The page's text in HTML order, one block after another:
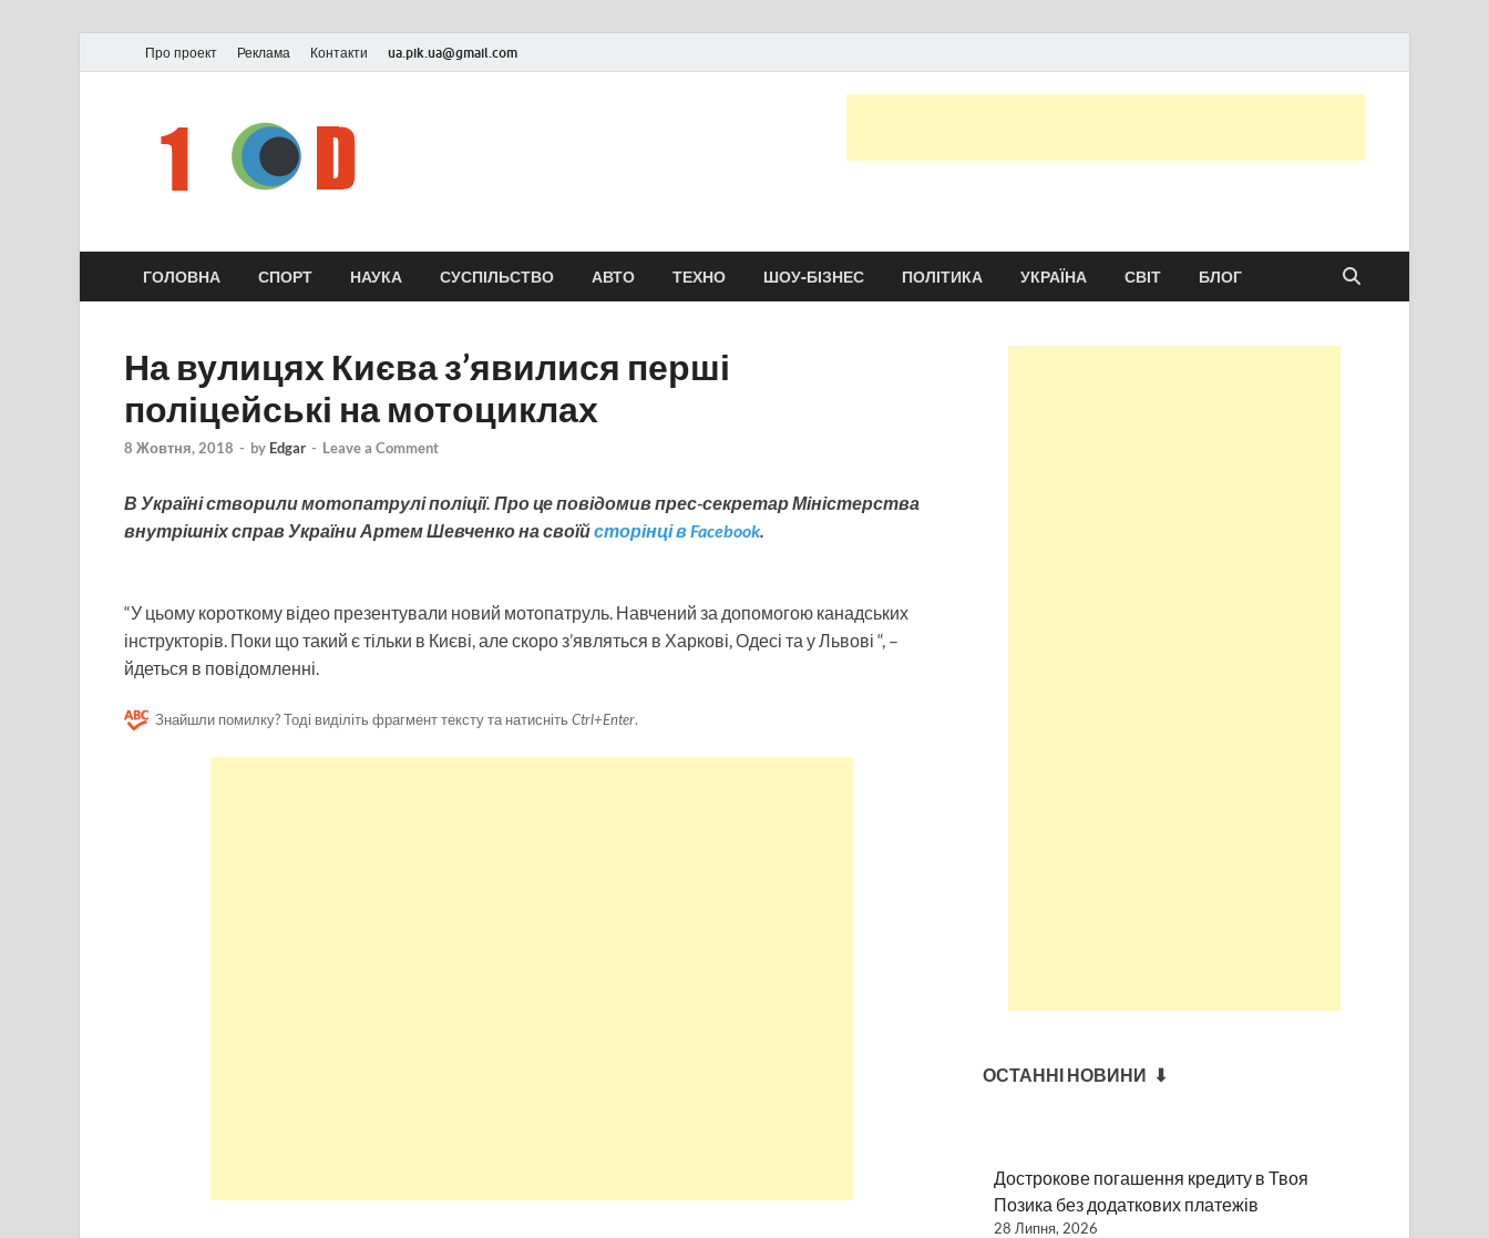
Про проект Реклама Контакти ua.pik.ua@gmail.com
Новини України та світу сьогодні
ГОЛОВНА СПОРТ НАУКА СУСПІЛЬСТВО АВТО ТЕХНО ШОУ-БІЗНЕС ПОЛІТИКА УКРАЇНА СВІТ БЛОГ
На вулицях Києва з’явилися перші
поліцейські на мотоциклах
8 Жовтня, 2018 - by Edgar - Leave a Comment
В Україні створили мотопатрулі поліції. Про це повідомив прес-секретар Міністерства
внутрішніх справ України Артем Шевченко на своїйсторінці в Facebook.
“У цьому короткому відео презентували новий мотопатруль. Навчений за допомогою канадських
інструкторів. Поки що такий є тільки в Києві, але скоро з’являться в Харкові, Одесі та у Львові “, –
йдеться в повідомленні.
Знайшли помилку? Тоді виділіть фрагмент тексту та натисніть Ctrl+Enter.
ОСТАННІ НОВИНИ ⬇
Дострокове погашення кредиту в Твоя
Позика без додаткових платежів
28 Липня, 2026